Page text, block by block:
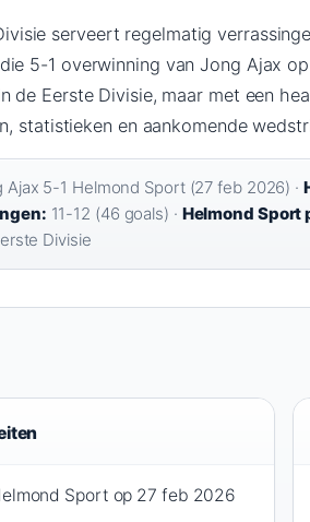
serveert regelmatig
5-1 overwinning van Jong Ajax
de Eerste Divisie, maar met een
statistieken en aankomende
Ajax 5-1 Helmond Sport (27 feb 2026) ·
11-12 (46 goals) · Helmond Sport
Divisie
Sport op 27 feb 2026